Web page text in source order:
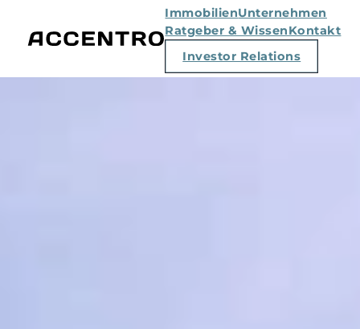
ImmobilienUnternehmen
Ratgeber & WissenKontakt
Investor Relations